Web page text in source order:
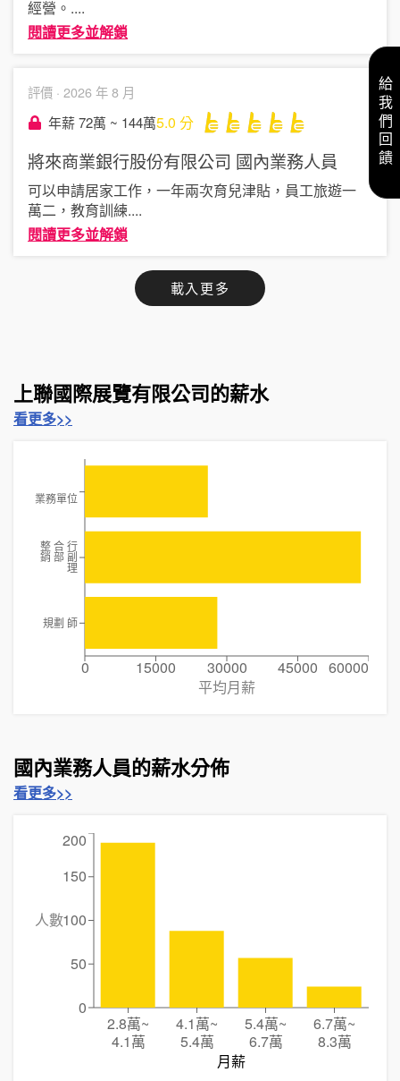
經營。 ....
閱讀更多並解鎖
評價 · 2026 年 8 月
年薪 72萬 ~ 144萬5.0 分
將來商業銀行股份有限公司 國內業務人員
可以申請居家工作，一年兩次育兒津貼，員工旅遊一
萬二，教育訓練....
閱讀更多並解鎖
載入更多
上聯國際展覽有限公司的薪水
看更多>>
0 15000 30000 45000 60000
平均月薪
業務單位
整 合 行
銷 部 副
理
規劃 師
國內業務人員的薪水分佈
看更多>>
2.8萬~
4.1萬
4.1萬~
5.4萬
5.4萬~
6.7萬
6.7萬~
8.3萬
月薪
0
50
100
150
200
人數
給我們回饋